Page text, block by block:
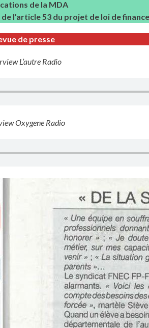
de la MDA
l’article 53 du projet de loi de
de presse
L’autre Radio
Oxygene Radio